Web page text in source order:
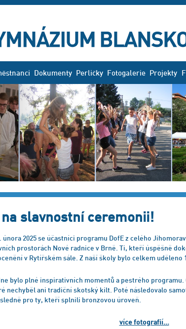
Dokumenty Perličky Fotogalerie Projekty
slavnostní ceremonii!
února 2025 se účastníci programu DofE z celého
prostorách Nové radnice v Brně. Ti, kteří úspěšně
v Rytířském sále. Z naší školy bylo celkem uděleno
bylo plné inspirativních momentů a pestrého
nechyběl ani tradiční skotský kilt. Poté následovalo
pro ty, kteří splnili bronzovou úroveň.
více fotografií...